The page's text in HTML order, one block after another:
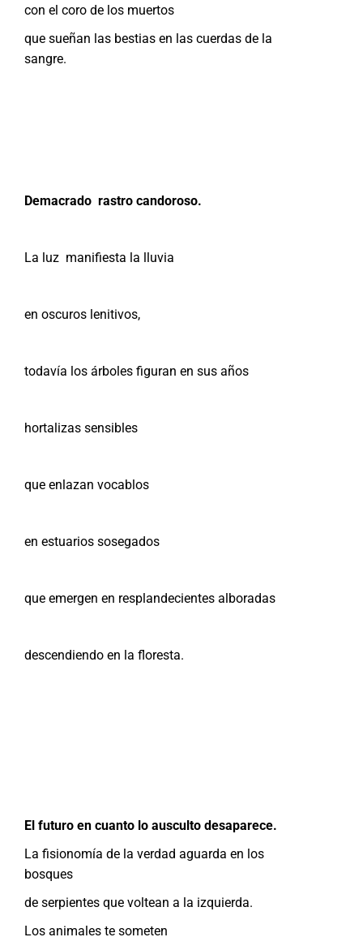
con el coro de los muertos
que sueñan las bestias en las cuerdas de la
sangre.
Demacrado rastro candoroso.
La luz manifiesta la lluvia
en oscuros lenitivos,
todavía los árboles figuran en sus años
hortalizas sensibles
que enlazan vocablos
en estuarios sosegados
que emergen en resplandecientes alboradas
descendiendo en la floresta.
El futuro en cuanto lo ausculto desaparece.
La fisionomía de la verdad aguarda en los
bosques
de serpientes que voltean a la izquierda.
Los animales te someten